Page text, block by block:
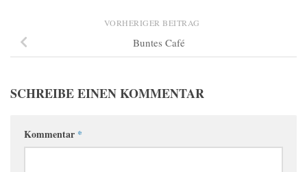
VORHERIGER BEITRAG
Buntes Café
SCHREIBE EINEN KOMMENTAR
Kommentar *